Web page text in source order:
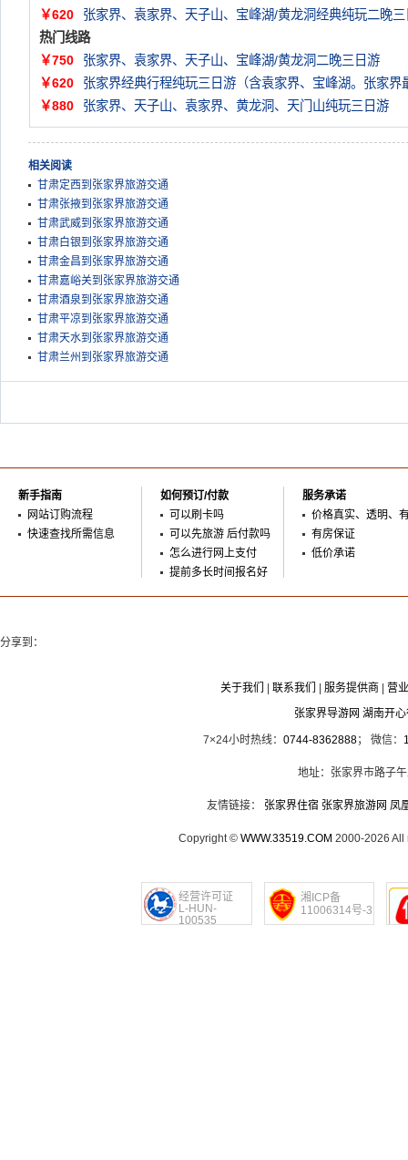
￥620
张家界、袁家界、天子山、宝峰湖/黄龙洞经典纯玩二晚三
热门线路
￥750
张家界、袁家界、天子山、宝峰湖/黄龙洞二晚三日游
￥620
张家界经典行程纯玩三日游（含袁家界、宝峰湖。张家界
￥880
张家界、天子山、袁家界、黄龙洞、天门山纯玩三日游
相关阅读
甘肃定西到张家界旅游交通
甘肃张掖到张家界旅游交通
甘肃武威到张家界旅游交通
甘肃白银到张家界旅游交通
甘肃金昌到张家界旅游交通
甘肃嘉峪关到张家界旅游交通
甘肃酒泉到张家界旅游交通
甘肃平凉到张家界旅游交通
甘肃天水到张家界旅游交通
甘肃兰州到张家界旅游交通
新手指南
网站订购流程
快速查找所需信息
如何预订/付款
可以刷卡吗
可以先旅游 后付款吗
怎么进行网上支付
提前多长时间报名好
服务承诺
价格真实、透明、
有房保证
低价承诺
分享到：
关于我们 联系我们 服务提供商
营
张家界导游网 湖南开
7×24小时热线： 0744-8362888； 微信：
地址：张家界市路子
友情链接： 张家界住宿 张家界旅游网 凤
Copyright © WWW.33519.COM 2000-2026 All
经营许可证
L-HUN-
100535
湘ICP备
11006314号-3